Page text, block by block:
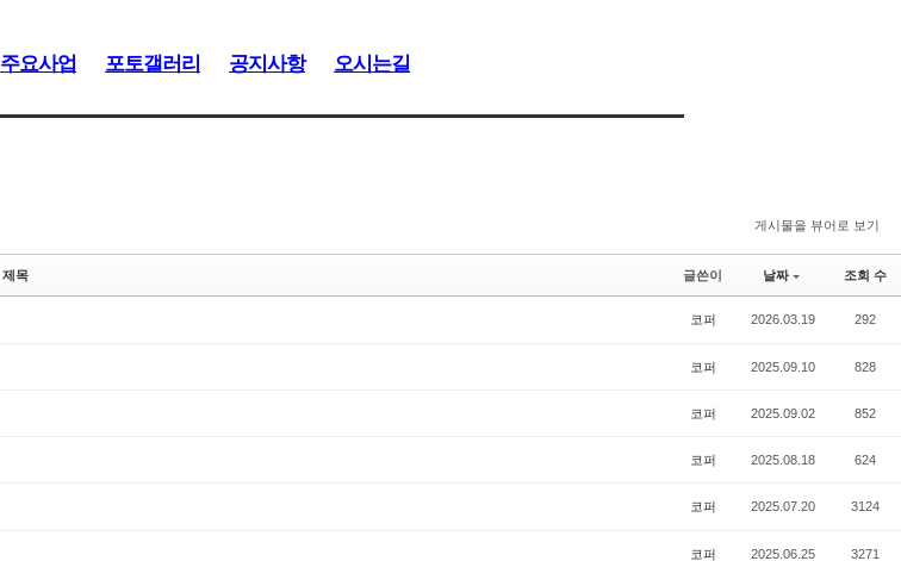
주요사업 포토갤러리 공지사항 오시는길
게시물을 뷰어로 보기
제목 글쓴이 날짜 조회 수
코퍼 2026.03.19 292
코퍼 2025.09.10 828
코퍼 2025.09.02 852
코퍼 2025.08.18 624
코퍼 2025.07.20 3124
코퍼 2025.06.25 3271